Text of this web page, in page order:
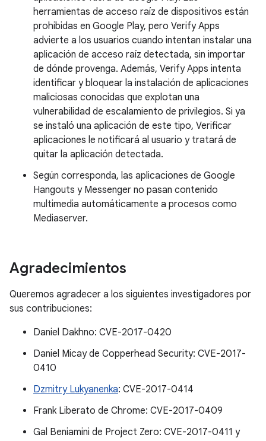
herramientas de acceso raíz de dispositivos están
prohibidas en Google Play, pero Verify Apps
advierte a los usuarios cuando intentan instalar una
aplicación de acceso raíz detectada, sin importar
de dónde provenga. Además, Verify Apps intenta
identificar y bloquear la instalación de aplicaciones
maliciosas conocidas que explotan una
vulnerabilidad de escalamiento de privilegios. Si ya
se instaló una aplicación de este tipo, Verificar
aplicaciones le notificará al usuario y tratará de
quitar la aplicación detectada.
Según corresponda, las aplicaciones de Google
Hangouts y Messenger no pasan contenido
multimedia automáticamente a procesos como
Mediaserver.
Agradecimientos
Queremos agradecer a los siguientes investigadores por
sus contribuciones:
Daniel Dakhno: CVE-2017-0420
Daniel Micay de Copperhead Security: CVE-2017-
0410
Dzmitry Lukyanenka: CVE-2017-0414
Frank Liberato de Chrome: CVE-2017-0409
Gal Beniamini de Project Zero: CVE-2017-0411 y